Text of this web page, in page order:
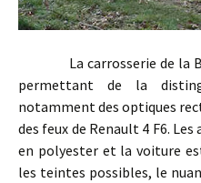
La carrosserie de la
permettant de la
notamment des optiques
des feux de Renault 4 F6.
en polyester et la voiture
les teintes possibles, le